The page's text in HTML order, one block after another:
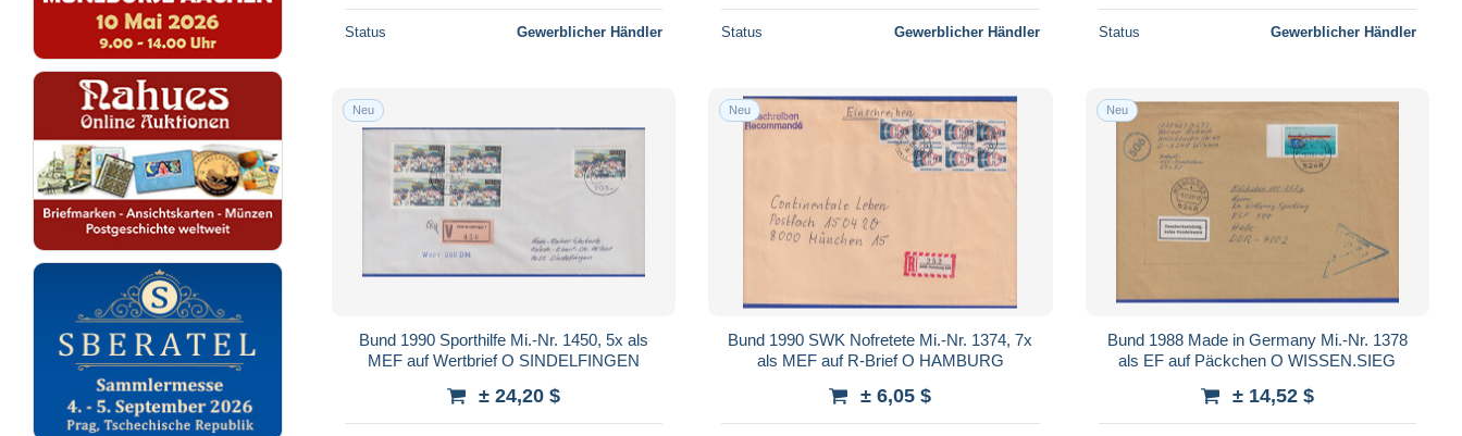
Status Gewerblicher Händler Status Gewerblicher Händler Status Gewerblicher Händler
Neu
Bund 1990 Sporthilfe Mi.-Nr. 1450, 5x als
MEF auf Wertbrief O SINDELFINGEN
± 24,20 $
Neu
Bund 1990 SWK Nofretete Mi.-Nr. 1374, 7x
als MEF auf R-Brief O HAMBURG
± 6,05 $
Neu
Bund 1988 Made in Germany Mi.-Nr. 1378
als EF auf Päckchen O WISSEN.SIEG
± 14,52 $